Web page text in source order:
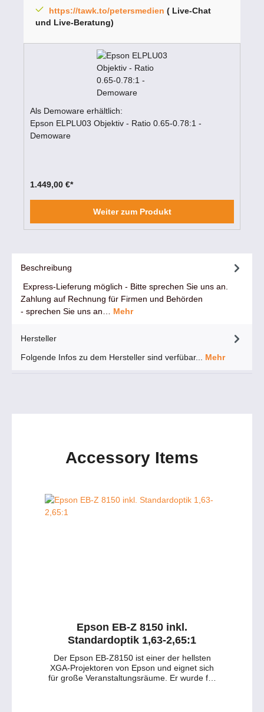
https://tawk.to/petersmedien ( Live-Chat
und Live-Beratung)
Als Demoware erhältlich:
Epson ELPLU03 Objektiv - Ratio 0.65-0.78:1 -
Demoware
1.449,00 €*
Weiter zum Produkt
Beschreibung
Express-Lieferung möglich - Bitte sprechen Sie uns an.
Zahlung auf Rechnung für Firmen und Behörden
- sprechen Sie uns an… Mehr
Hersteller
Folgende Infos zu dem Hersteller sind verfübar... Mehr
Accessory Items
Epson EB-Z 8150 inkl.
Standardoptik 1,63-2,65:1
Der Epson EB-Z8150 ist einer der hellsten
XGA-Projektoren von Epson und eignet sich
für große Veranstaltungsräume. Er wurde für